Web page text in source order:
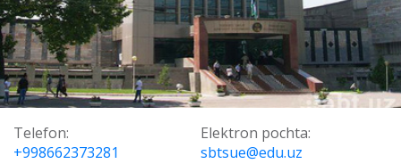
Telefon:
+998662373281
Elektron pochta:
sbtsue@edu.uz